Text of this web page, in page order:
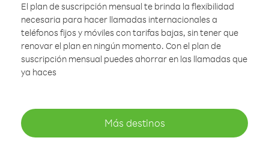
El plan de suscripción mensual te brinda la flexibilidad
necesaria para hacer llamadas internacionales a
teléfonos fijos y móviles con tarifas bajas, sin tener que
renovar el plan en ningún momento. Con el plan de
suscripción mensual puedes ahorrar en las llamadas que
ya haces
Más destinos